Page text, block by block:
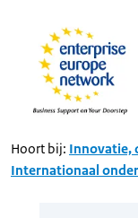
Uitgeschreven
tekst
Hoort bij: Innovatie,
Internationaal